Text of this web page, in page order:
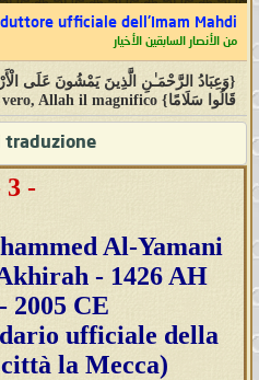
ufficiale dell'Imam Mahdi
من الأنصار السابقين الأخيار
{وَعِبَادُ الرَّحْمَـٰنِ الَّذِينَ يَمْشُونَ عَلَى
قَالُوا سَلَامًا} Ha detto il vero, Allah il magnifico,
traduzione
3 -
Al-Yamani
- 1426 AH
2005 CE
ufficiale della
la Mecca)